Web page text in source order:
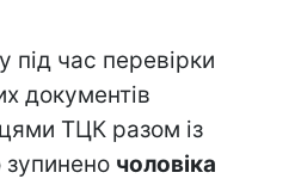
час перевірки
документів
ТЦК разом із
зупинено чоловіка